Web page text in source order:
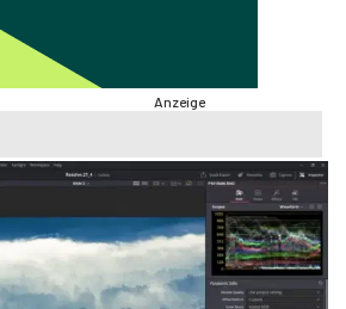
Anzeige